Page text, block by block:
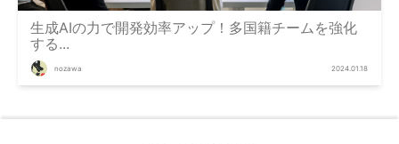
生成AIの力で開発効率アップ！多国籍チームを強化
する...
nozawa 2024.01.18